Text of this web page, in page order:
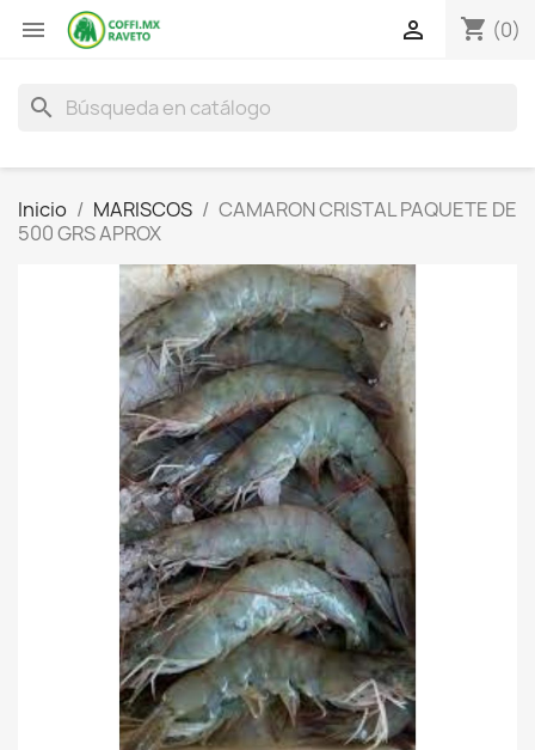
 shopping_cart (0)

search
Inicio MARISCOS
CAMARON CRISTAL PAQUETE DE
500 GRS APROX